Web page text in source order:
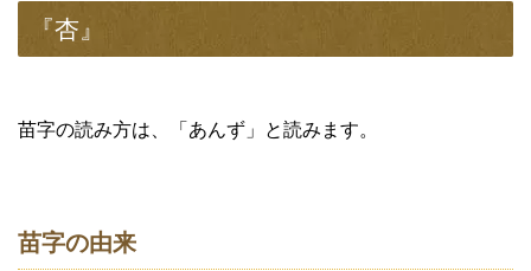
『杏』
苗字の読み方は、「あんず」と読みます。
苗字の由来